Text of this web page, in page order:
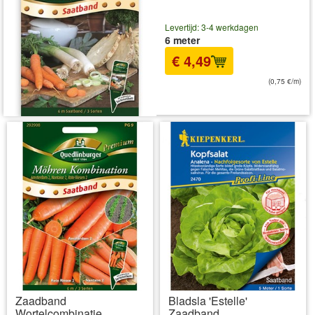
Levertijd: 3-4 werkdagen
6 meter
€ 4,49
(0,75 €/m)
Zaadband Bladsla 'Estelle'